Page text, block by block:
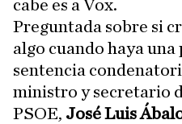
cabe es a Vox.
Preguntada sobre si
algo cuando haya
sentencia
ministro y secretario
PSOE, José Luis